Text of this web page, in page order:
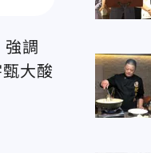
強調
大酸